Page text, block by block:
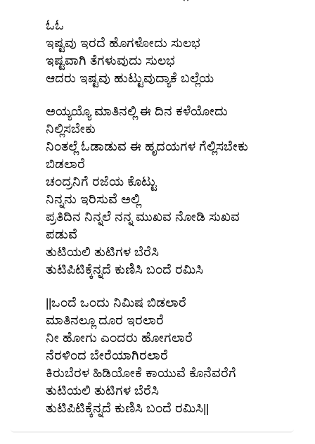
ಓಓ
ಇಷ್ಟವು ಇರದೆ ಹೊಗಳೋದು ಸುಲಭ
ಇಷ್ಟವಾಗಿ ತೆಗಳುವುದು ಸುಲಭ
ಆದರು ಇಷ್ಟವು ಹುಟ್ಟುವುದ್ಯಾಕೆ ಬಲ್ಲೆಯ
ಅಯ್ಯಯ್ಯೊ ಮಾತಿನಲ್ಲಿ ಈ ದಿನ ಕಳೆಯೋದು
ನಿಲ್ಲಿಸಬೇಕು
ನಿಂತಲ್ಲೆ ಓಡಾಡುವ ಈ ಹೃದಯಗಳ ಗೆಲ್ಲಿಸಬೇಕು
ಬಿಡಲಾರೆ
ಚಂದ್ರನಿಗೆ ರಜೆಯ ಕೊಟ್ಟು
ನಿನ್ನನು ಇರಿಸುವೆ ಅಲ್ಲಿ
ಪ್ರತಿದಿನ ನಿನ್ನಲೆ ನನ್ನ ಮುಖವ ನೋಡಿ ಸುಖವ
ಪಡುವೆ
ತುಟಿಯಲಿ ತುಟಿಗಳ ಬೆರೆಸಿ
ತುಟಿಪಿಟಿಕ್ಕೆನ್ನದೆ ಕುಣಿಸಿ ಬಂದೆ ರಮಿಸಿ
||ಒಂದೆ ಒಂದು ನಿಮಿಷ ಬಿಡಲಾರೆ
ಮಾತಿನಲ್ಲೂ ದೂರ ಇರಲಾರೆ
ನೀ ಹೋಗು ಎಂದರು ಹೋಗಲಾರೆ
ನೆರಳಿಂದ ಬೇರೆಯಾಗಿರಲಾರೆ
ಕಿರುಬೆರಳ ಹಿಡಿಯೋಕೆ ಕಾಯುವೆ ಕೊನೆವರೆಗೆ
ತುಟಿಯಲಿ ತುಟಿಗಳ ಬೆರೆಸಿ
ತುಟಿಪಿಟಿಕ್ಕೆನ್ನದೆ ಕುಣಿಸಿ ಬಂದೆ ರಮಿಸಿ||
ADD COMMENT
SUBMIT
LOGIN
Login With Facebook
Login With Google
REGISTER
REGISTER
Or Via Social
Login With Facebook
FORGET
PASSWORD
SEND
CHANGE
PASSWORD
SUBMIT
PROFILE
MANAGEMENT
SUBMIT